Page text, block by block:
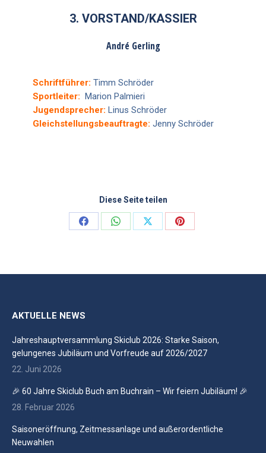
3. VORSTAND/KASSIER
André Gerling
Schriftführer: Timm Schröder
Sportleiter: Marion Palmieri
Jugendsprecher: Linus Schröder
Gleichstellungsbeauftragte: Jenny Schröder
Diese Seite teilen
Share
Share
Share
Share
AKTUELLE NEWS
Jahreshauptversammlung Skiclub 2026: Starke Saison,
gelungenes Jubiläum und Vorfreude auf 2026/2027
22. Juni 2026
🎉 60 Jahre Skiclub Buch am Buchrain – Wir feiern Jubiläum! 🎉
28. Februar 2026
Saisoneröffnung, Zeitmessanlage und außerordentliche
Neuwahlen